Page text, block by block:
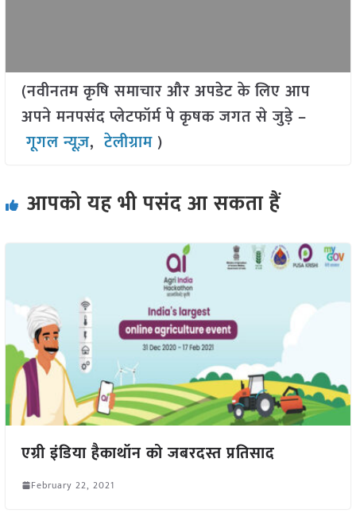
(नवीनतम कृषि समाचार और अपडेट के लिए आप
अपने मनपसंद प्लेटफॉर्म पे कृषक जगत से जुड़े –
गूगल न्यूज़,टेलीग्राम )
आपको यह भी पसंद आ सकता हैं
एग्री इंडिया हैकाथॉन को जबरदस्त प्रतिसाद
February 22, 2021